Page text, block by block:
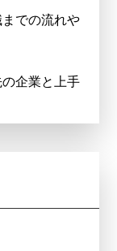
での流れや
企業と上手